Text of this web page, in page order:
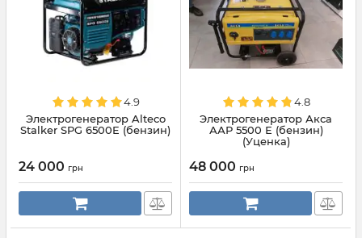
4.9
Электрогенератор Alteco
Stalker SPG 6500E (бензин)
24 000 грн
4.8
Электрогенератор Акса
ААР 5500 Е (бензин)
(Уценка)
48 000 грн